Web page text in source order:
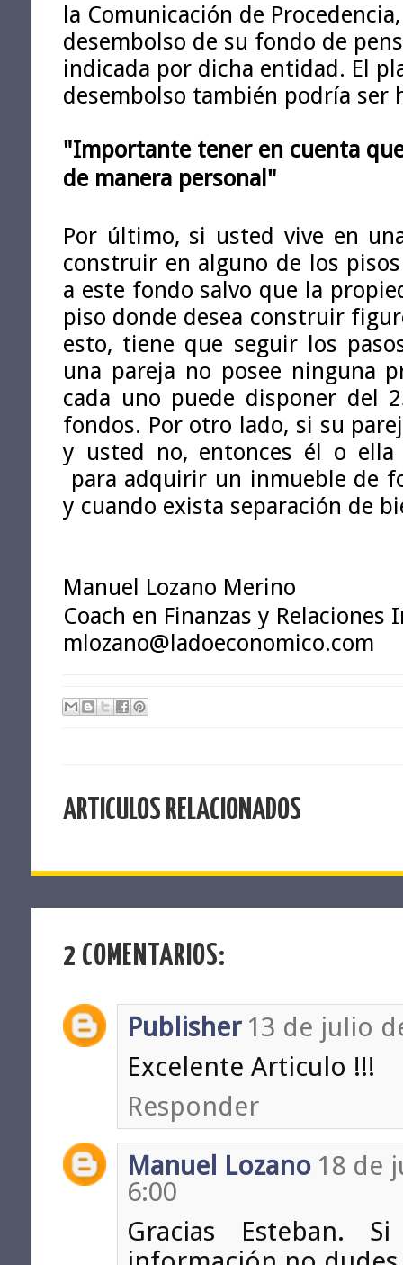
la Comunicación de
desembolso de su fondo de
indicada por dicha entidad. El
desembolso también podría ser
"Importante tener en cuenta
de manera personal"
Por último, si usted vive en
construir en alguno de los
a este fondo salvo que la
piso donde desea construir
esto, tiene que seguir los
una pareja no posee ninguna
cada uno puede disponer del
fondos. Por otro lado, si su
y usted no, entonces él o ella
para adquirir un inmueble de
y cuando exista separación de
Manuel Lozano Merino
Coach en Finanzas y Relaciones
mlozano@ladoeconomico.com
ARTICULOS RELACIONADOS
2 COMENTARIOS:
Publisher 13 de julio
Excelente Articulo !!!
Responder
Manuel Lozano 18 de
6:00
Gracias Esteban.